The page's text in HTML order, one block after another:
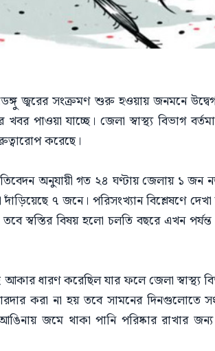
জ্বরের সংক্রমণ শুরু হওয়ায় জনমনে উদ্বেগ
পাওয়া যাচ্ছে। জেলা স্বাস্থ্য বিভাগ
করেছে।
অনুযায়ী গত ২৪ ঘণ্টায় জেলায় ১ জন
৭ জনে। পরিসংখ্যান বিশ্লেষণে
তবে স্বস্তির বিষয় হলো চলতি বছরে এখন
আকার ধারণ করেছিল যার ফলে জেলা স্বাস্থ্য
করা না হয় তবে সামনের দিনগুলোতে
জমে থাকা পানি পরিষ্কার রাখার